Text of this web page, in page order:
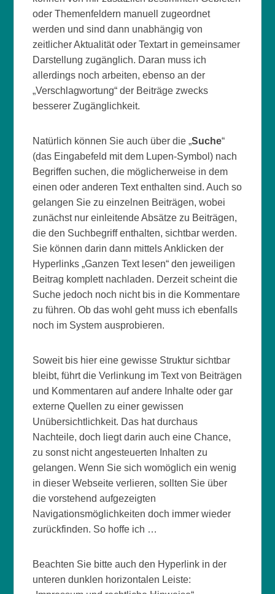
oder Themenfeldern manuell zugeordnet
werden und sind dann unabhängig von
zeitlicher Aktualität oder Textart in gemeinsamer
Darstellung zugänglich. Daran muss ich
allerdings noch arbeiten, ebenso an der
„Verschlagwortung“ der Beiträge zwecks
besserer Zugänglichkeit.
Natürlich können Sie auch über die „Suche“
(das Eingabefeld mit dem Lupen-Symbol) nach
Begriffen suchen, die möglicherweise in dem
einen oder anderen Text enthalten sind. Auch so
gelangen Sie zu einzelnen Beiträgen, wobei
zunächst nur einleitende Absätze zu Beiträgen,
die den Suchbegriff enthalten, sichtbar werden.
Sie können darin dann mittels Anklicken der
Hyperlinks „Ganzen Text lesen“ den jeweiligen
Beitrag komplett nachladen. Derzeit scheint die
Suche jedoch noch nicht bis in die Kommentare
zu führen. Ob das wohl geht muss ich ebenfalls
noch im System ausprobieren.
Soweit bis hier eine gewisse Struktur sichtbar
bleibt, führt die Verlinkung im Text von Beiträgen
und Kommentaren auf andere Inhalte oder gar
externe Quellen zu einer gewissen
Unübersichtlichkeit. Das hat durchaus
Nachteile, doch liegt darin auch eine Chance,
zu sonst nicht angesteuerten Inhalten zu
gelangen. Wenn Sie sich womöglich ein wenig
in dieser Webseite verlieren, sollten Sie über
die vorstehend aufgezeigten
Navigationsmöglichkeiten doch immer wieder
zurückfinden. So hoffe ich …
Beachten Sie bitte auch den Hyperlink in der
unteren dunklen horizontalen Leiste: